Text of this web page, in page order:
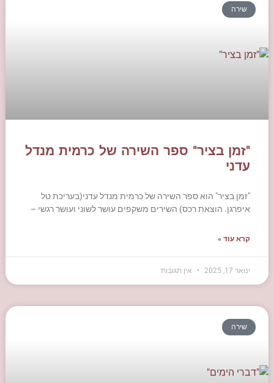
שירה
"זמן בציר" ספר השירה של כרמית מנדל
עדני
"זמן בציר" הוא ספר השירה של כרמית מנדל עדני(בעריכת טל
איפרגן. הוצאת רכס) השירים משקפים עושר לשוני ועושר רגשי –
קרא עוד »
ינואר 17, 2025 אין תגובות
שירה